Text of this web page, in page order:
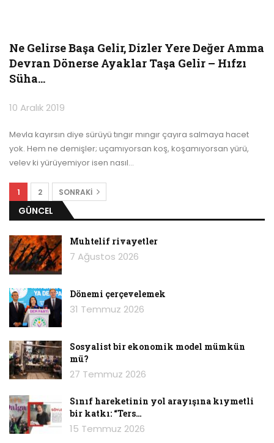
Ne Gelirse Başa Gelir, Dizler Yere Değer Amma
Devran Dönerse Ayaklar Taşa Gelir – Hıfzı
Süha…
10 Aralık 2019
Mevla kayırsın diye sürüyü tıngır mıngır çayıra salmaya hacet
yok. Hem ne demişler; uçamıyorsan koş, koşamıyorsan yürü,
velev ki yürüyemiyor isen nasıl…
1 2 SONRAKI
GÜNCEL
Muhtelif rivayetler
7 Ağustos 2026
Dönemi çerçevelemek
31 Temmuz 2026
Sosyalist bir ekonomik model mümkün
mü?
27 Temmuz 2026
Sınıf hareketinin yol arayışına kıymetli
bir katkı: “Ters…
15 Temmuz 2026